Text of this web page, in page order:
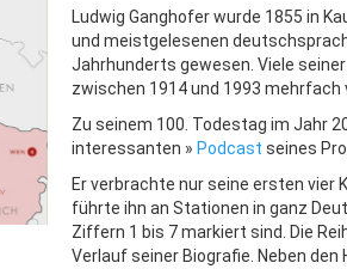
Ludwig Ganghofer wurde 1855 in
und meistgelesenen
Jahrhunderts gewesen. Viele
zwischen 1914 und 1993 mehrfach
Zu seinem 100. Todestag im Jahr
interessanten » Podcast seines
Er verbrachte nur seine ersten vier
führte ihn an Stationen in ganz
Ziffern 1 bis 7 markiert sind. Die
Verlauf seiner Biografie. Neben